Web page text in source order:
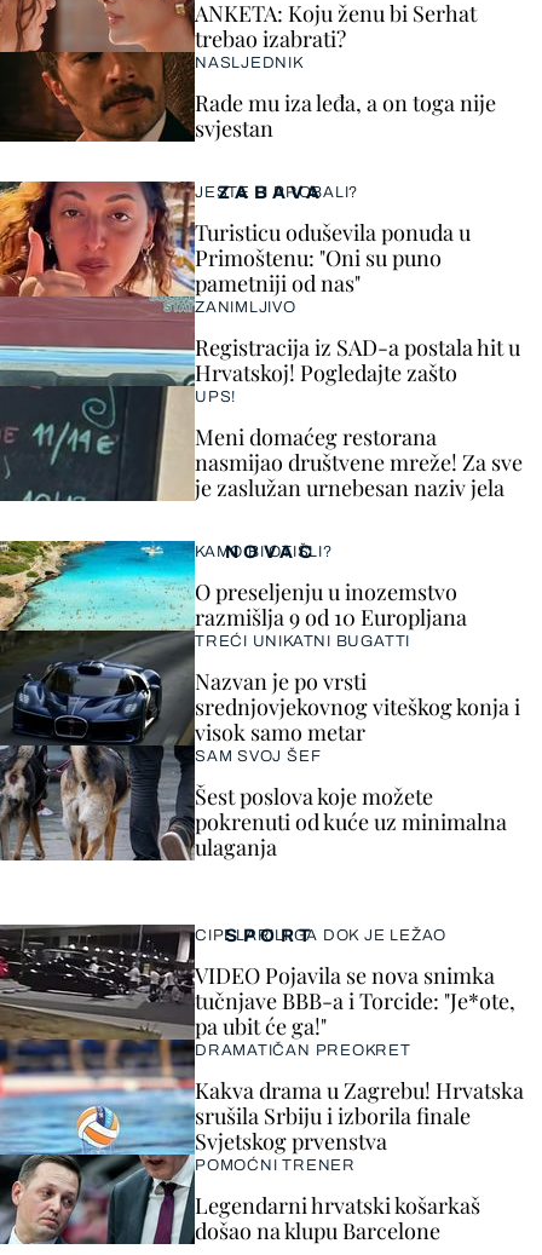
ZABAVA
JESTE LI PROBALI?
Turisticu oduševila ponuda u
Primoštenu: "Oni su puno
pametniji od nas"
ZANIMLJIVO
Registracija iz SAD-a postala hit u
Hrvatskoj! Pogledajte zašto
UPS!
Meni domaćeg restorana
nasmijao društvene mreže! Za sve
je zaslužan urnebesan naziv jela
SPORT
CIPELARILI GA DOK JE LEŽAO
VIDEO Pojavila se nova snimka
tučnjave BBB-a i Torcide: "Je*ote,
pa ubit će ga!"
DRAMATIČAN PREOKRET
Kakva drama u Zagrebu! Hrvatska
srušila Srbiju i izborila finale
Svjetskog prvenstva
POMOĆNI TRENER
Legendarni hrvatski košarkaš
došao na klupu Barcelone
ANKETA: Koju ženu bi Serhat
trebao izabrati?
NASLJEDNIK
Rade mu iza leđa, a on toga nije
svjestan
NOVAC
KAMO BI OTIŠLI?
O preseljenju u inozemstvo
razmišlja 9 od 10 Europljana
TREĆI UNIKATNI BUGATTI
Nazvan je po vrsti
srednjovjekovnog viteškog konja i
visok samo metar
SAM SVOJ ŠEF
Šest poslova koje možete
pokrenuti od kuće uz minimalna
ulaganja